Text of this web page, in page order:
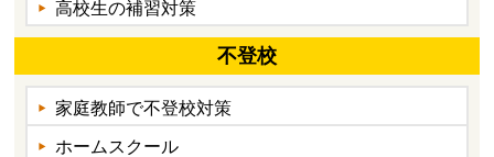
高校生の補習対策
不登校
家庭教師で不登校対策
ホームスクール